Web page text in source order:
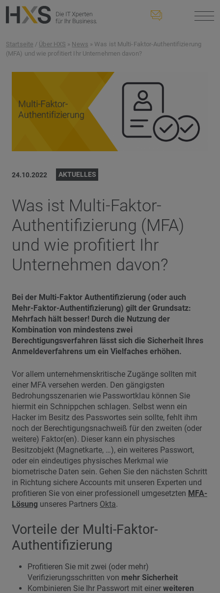
Startseite / Über HXS » News » Was ist Multi-Faktor-Authentifizierung
(MFA) und wie profitiert Ihr Unternehmen davon?
24.10.2022 AKTUELLES
Was ist Multi-Faktor-
Authentifizierung (MFA)
und wie profitiert Ihr
Unternehmen davon?
Bei der Multi-Faktor Authentifizierung (oder auch
Mehr-Faktor-Authentifizierung) gilt der Grundsatz:
Mehrfach hält besser! Durch die Nutzung der
Kombination von mindestens zwei
Berechtigungsverfahren lässt sich die Sicherheit Ihres
Anmeldeverfahrens um ein Vielfaches erhöhen.
Vor allem unternehmenskritische Zugänge sollten mit
einer MFA versehen werden. Den gängigsten
Bedrohungsszenarien wie Passwortklau können Sie
hiermit ein Schnippchen schlagen. Selbst wenn ein
Hacker im Besitz des Passwortes sein sollte, fehlt ihm
noch der Berechtigungsnachweiß für den zweiten (oder
weitere) Faktor(en). Dieser kann ein physisches
Besitzobjekt (Magnetkarte, …), ein weiteres Passwort,
oder ein eindeutiges physisches Merkmal wie
biometrische Daten sein. Gehen Sie den nächsten Schritt
in Richtung sichere Accounts mit unseren Experten und
profitieren Sie von einer professionell umgesetzten MFA-
Lösung unseres Partners Okta.
Vorteile der Multi-Faktor-
Authentifizierung
Profitieren Sie mit zwei (oder mehr)
Verifizierungsschritten von mehr Sicherheit
Kombinieren Sie Ihr Passwort mit einer weiteren